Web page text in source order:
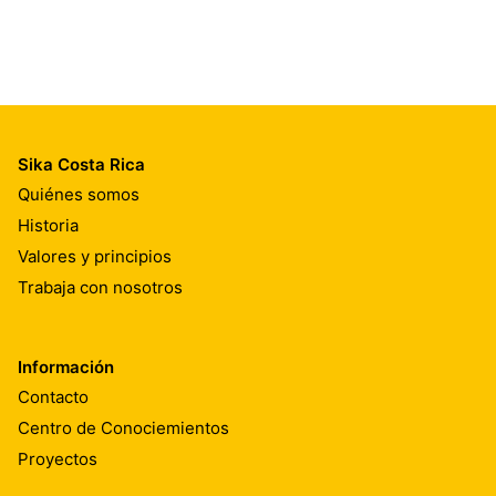
Sika Costa Rica
Quiénes somos
Historia
Valores y principios
Trabaja con nosotros
Información
Contacto
Centro de Conociemientos
Proyectos